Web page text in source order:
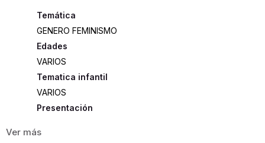
GENERO FEMINISMO
Edades
VARIOS
Tematica infantil
VARIOS
Presentación